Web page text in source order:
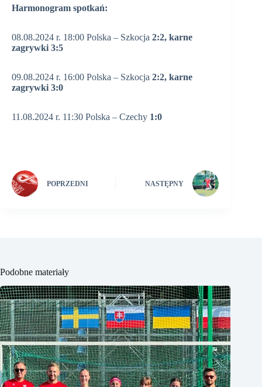
Harmonogram spotkań:
08.08.2024 r. 18:00 Polska – Szkocja 2:2, karne
zagrywki 3:5
09.08.2024 r. 16:00 Polska – Szkocja 2:2, karne
zagrywki 3:0
11.08.2024 r. 11:30 Polska – Czechy 1:0
POPRZEDNI NASTĘPNY
Podobne materiały